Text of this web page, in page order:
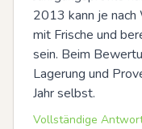
2013 kann je
mit Frische und
sein. Beim
Lagerung und
Jahr selbst.
Vollständige